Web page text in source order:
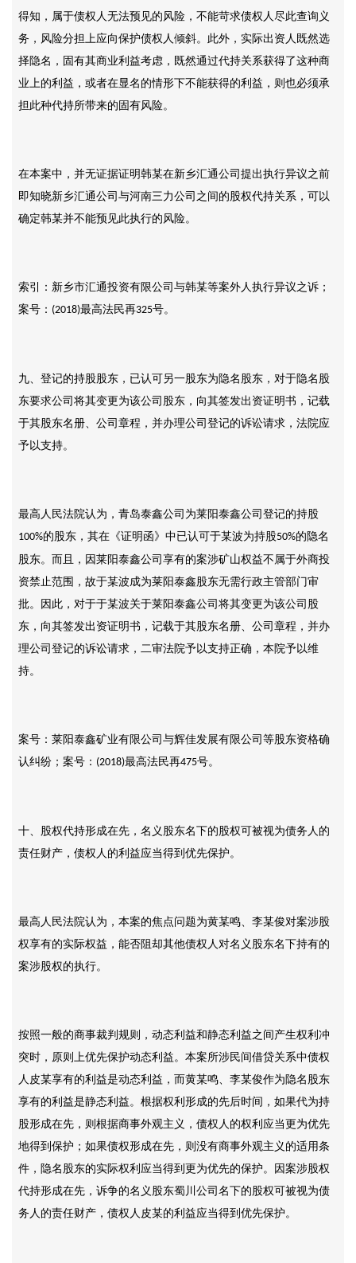
得知，属于债权人无法预见的风险，不能苛求债权人尽此查询义
务，风险分担上应向保护债权人倾斜。此外，实际出资人既然选
择隐名，固有其商业利益考虑，既然通过代持关系获得了这种商
业上的利益，或者在显名的情形下不能获得的利益，则也必须承
担此种代持所带来的固有风险。
在本案中，并无证据证明韩某在新乡汇通公司提出执行异议之前
即知晓新乡汇通公司与河南三力公司之间的股权代持关系，可以
确定韩某并不能预见此执行的风险。
索引：新乡市汇通投资有限公司与韩某等案外人执行异议之诉；
案号： (2018)最高法民再325号。
九、登记的持股股东，已认可另一股东为隐名股东，对于隐名股
东要求公司将其变更为该公司股东，向其签发出资证明书，记载
于其股东名册、公司章程，并办理公司登记的诉讼请求，法院应
予以支持。
最高人民法院认为，青岛泰鑫公司为莱阳泰鑫公司登记的持股
100%的股东，其在《证明函》中已认可于某波为持股50%的隐名
股东。而且，因莱阳泰鑫公司享有的案涉矿山权益不属于外商投
资禁止范围，故于某波成为莱阳泰鑫股东无需行政主管部门审
批。因此，对于于某波关于莱阳泰鑫公司将其变更为该公司股
东，向其签发出资证明书，记载于其股东名册、公司章程，并办
理公司登记的诉讼请求，二审法院予以支持正确，本院予以维
持。
案号：莱阳泰鑫矿业有限公司与辉佳发展有限公司等股东资格确
认纠纷；案号： (2018)最高法民再475号。
十、股权代持形成在先，名义股东名下的股权可被视为债务人的
责任财产，债权人的利益应当得到优先保护。
最高人民法院认为，本案的焦点问题为黄某鸣、李某俊对案涉股
权享有的实际权益，能否阻却其他债权人对名义股东名下持有的
案涉股权的执行。
按照一般的商事裁判规则，动态利益和静态利益之间产生权利冲
突时，原则上优先保护动态利益。本案所涉民间借贷关系中债权
人皮某享有的利益是动态利益，而黄某鸣、李某俊作为隐名股东
享有的利益是静态利益。根据权利形成的先后时间，如果代为持
股形成在先，则根据商事外观主义，债权人的权利应当更为优先
地得到保护；如果债权形成在先，则没有商事外观主义的适用条
件，隐名股东的实际权利应当得到更为优先的保护。因案涉股权
代持形成在先，诉争的名义股东蜀川公司名下的股权可被视为债
务人的责任财产，债权人皮某的利益应当得到优先保护。